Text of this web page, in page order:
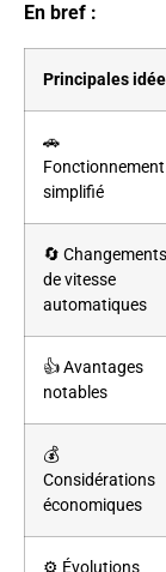
En bref :
Principales
🚗
Fonctionnement
simplifié
🔄 Changements
de vitesse
automatiques
👍 Avantages
notables
💰
Considérations
économiques
⚙️ Évolutions